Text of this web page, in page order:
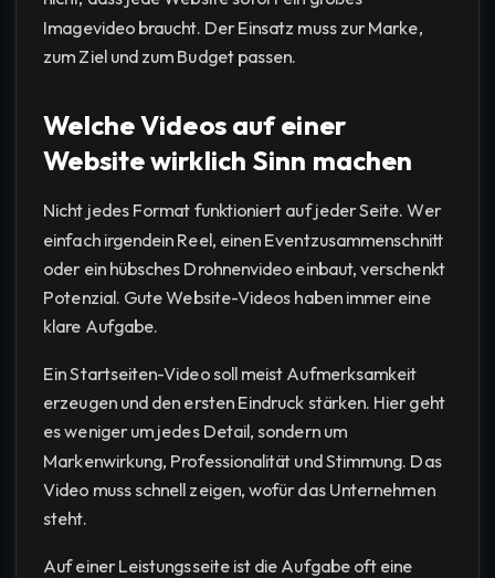
Imagevideo braucht. Der Einsatz muss zur Marke,
zum Ziel und zum Budget passen.
Welche Videos auf einer
Website wirklich Sinn machen
Nicht jedes Format funktioniert auf jeder Seite. Wer
einfach irgendein Reel, einen Eventzusammenschnitt
oder ein hübsches Drohnenvideo einbaut, verschenkt
Potenzial. Gute Website-Videos haben immer eine
klare Aufgabe.
Ein Startseiten-Video soll meist Aufmerksamkeit
erzeugen und den ersten Eindruck stärken. Hier geht
es weniger um jedes Detail, sondern um
Markenwirkung, Professionalität und Stimmung. Das
Video muss schnell zeigen, wofür das Unternehmen
steht.
Auf einer Leistungsseite ist die Aufgabe oft eine